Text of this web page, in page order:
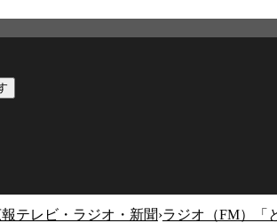
テレビ・ラジオ・新聞›ラジオ（FM）「